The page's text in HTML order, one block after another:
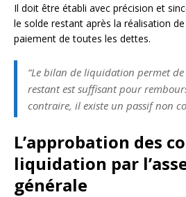
Il doit être établi avec précision et
le solde restant après la réalisation
paiement de toutes les dettes.
“Le bilan de liquidation permet
restant est suffisant pour
contraire, il existe un passif non
L’approbation des
liquidation par
générale